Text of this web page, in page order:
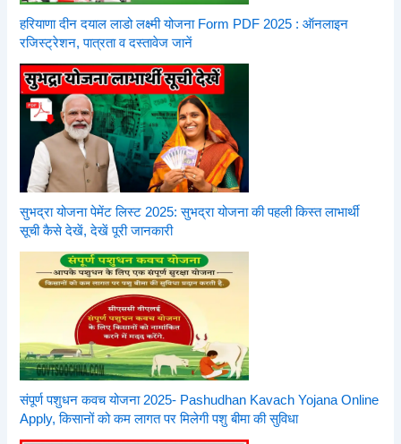
हरियाणा दीन दयाल लाडो लक्ष्मी योजना Form PDF 2025 : ऑनलाइन
रजिस्ट्रेशन, पात्रता व दस्तावेज जानें
सुभद्रा योजना पेमेंट लिस्ट 2025: सुभद्रा योजना की पहली किस्त लाभार्थी
सूची कैसे देखें, देखें पूरी जानकारी
संपूर्ण पशुधन कवच योजना 2025- Pashudhan Kavach Yojana Online
Apply, किसानों को कम लागत पर मिलेगी पशु बीमा की सुविधा